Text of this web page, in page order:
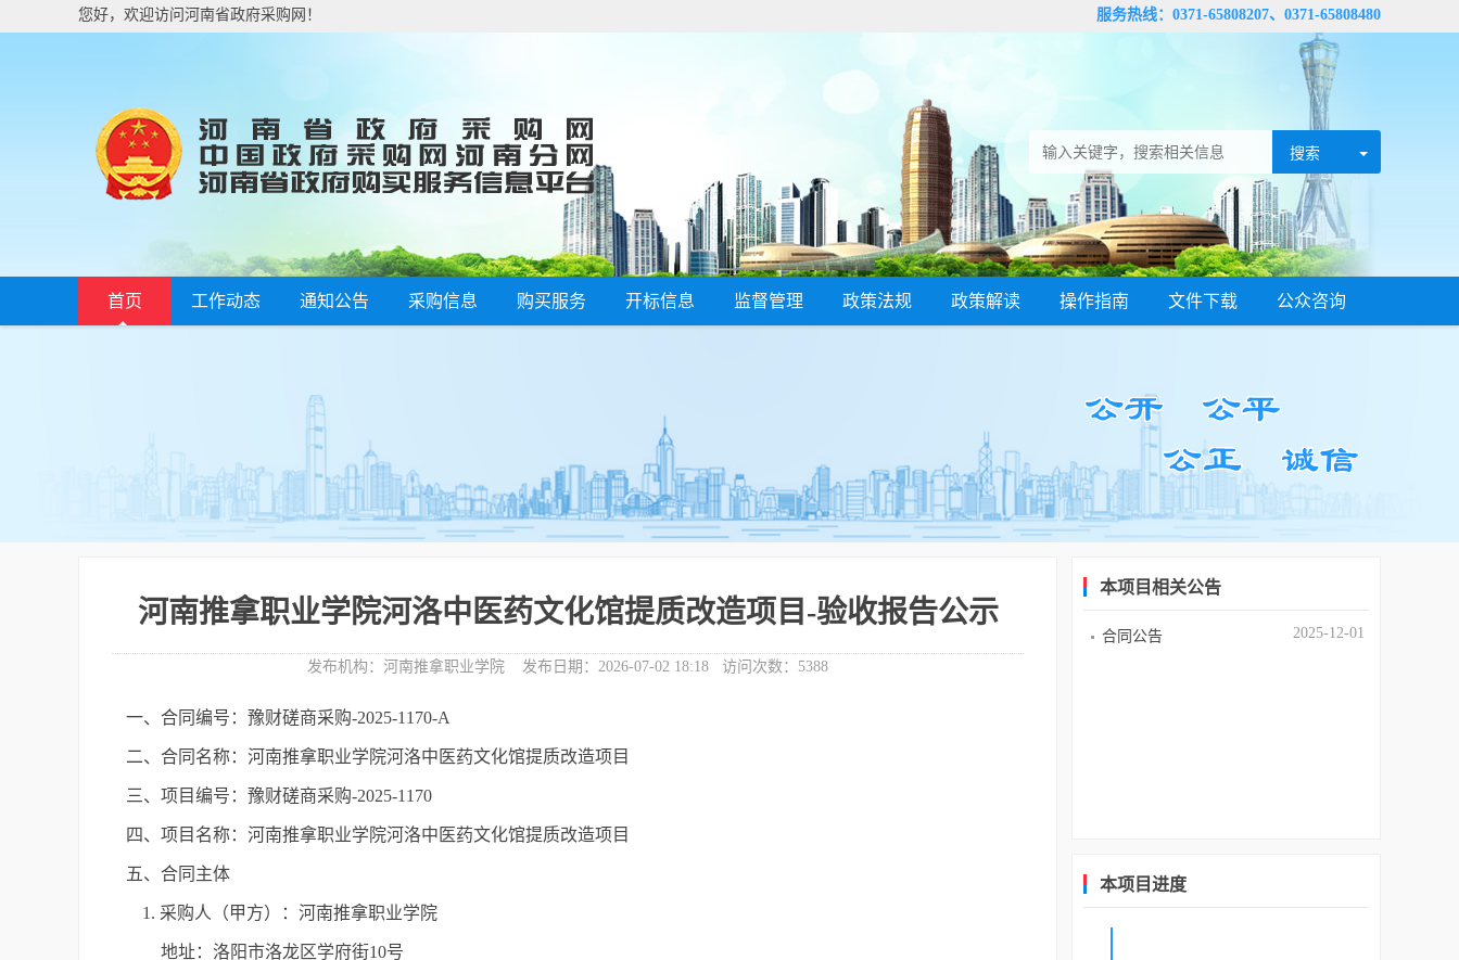
您好，欢迎访问河南省政府采购网！ 服务热线：0371-65808207、0371-65808480
首页 工作动态 通知公告 采购信息 购买服务 开标信息 监督管理 政策法规 政策解读 操作指南 文件下载 公众咨询
河南推拿职业学院河洛中医药文化馆提质改造项目-验收报告公示
发布机构： 河南推拿职业学院 发布日期： 2026-07-02 18:18 访问次数： 5388
一、合同编号：豫财磋商采购-2025-1170-A
二、合同名称：河南推拿职业学院河洛中医药文化馆提质改造项目
三、项目编号：豫财磋商采购-2025-1170
四、项目名称：河南推拿职业学院河洛中医药文化馆提质改造项目
五、合同主体
1. 采购人（甲方）：河南推拿职业学院
地址：洛阳市洛龙区学府街10号
本项目相关公告
2025-12-01
合同公告
本项目进度